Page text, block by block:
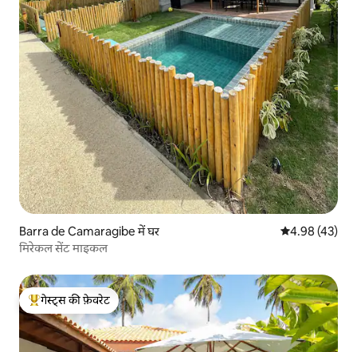
Barra de Camaragibe में घर औसत रेटिंग 5 में
4.98 (43)
मिरेकल सेंट माइकल
गेस्ट्स का टॉप फ़ेवरेट
गेस्ट्स की फ़ेवरेट